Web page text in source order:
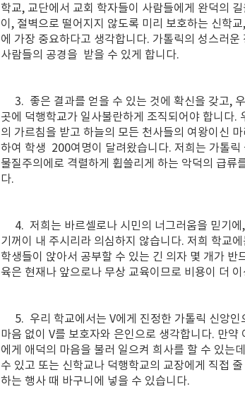
학교, 교단에서 교회 학자들이 사람들에게 완덕의
이, 절벽으로 떨어지지 않도록 미리 보호하는 신학
에 가장 중요하다고 생각합니다. 가톨릭의 성스러
사람들의 공경을 받을 수 있게 합니다.
3. 좋은 결과를 얻을 수 있는 것에 확신을 갖고,
곳에 덕행학교가 일사불란하게 조직되어야 합니다.
의 가르침을 받고 하늘의 모든 천사들의 여왕이신
하여 학생 200여명이 달려왔습니다. 저희는 가톨
물질주의에로 격렬하게 휩쓸리게 하는 악덕의 급류
다.
4. 저희는 바르셀로나 시민의 너그러움을 믿기에
기꺼이 내 주시리라 의심하지 않습니다. 저희 학교
학생들이 앉아서 공부할 수 있는 긴 의자 몇 개가
육은 현재나 앞으로나 무상 교육이므로 비용이 더
5. 우리 학교에서는 V에게 진정한 가톨릭 신앙인
마음 없이 V를 보호자와 은인으로 생각합니다. 만
에게 애덕의 마음을 불러 일으켜 희사를 할 수 있는
수 있고 또는 신학교나 덕행학교의 교장에게 직접
하는 행사 때 바구니에 넣을 수 있습니다.